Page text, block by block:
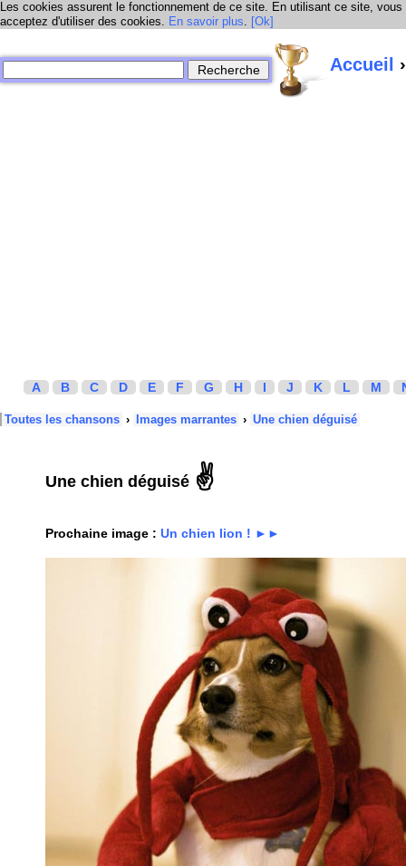
Les cookies assurent le fonctionnement de ce site. En utilisant ce site, vous
acceptez d'utiliser des cookies. En savoir plus. [Ok]
Accueil
A B C D E F G H I J K L M
Toutes les chansons › Images marrantes › Une chien déguisé
Une chien déguisé ✌
Prochaine image : Un chien lion ! ►►